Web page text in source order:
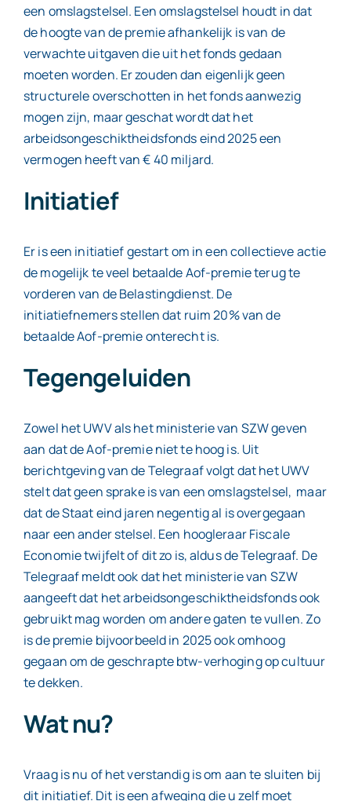
een omslagstelsel. Een omslagstelsel houdt in dat
de hoogte van de premie afhankelijk is van de
verwachte uitgaven die uit het fonds gedaan
moeten worden. Er zouden dan eigenlijk geen
structurele overschotten in het fonds aanwezig
mogen zijn, maar geschat wordt dat het
arbeidsongeschiktheidsfonds eind 2025 een
vermogen heeft van € 40 miljard.
Initiatief
Er is een initiatief gestart om in een collectieve actie
de mogelijk te veel betaalde Aof-premie terug te
vorderen van de Belastingdienst. De
initiatiefnemers stellen dat ruim 20% van de
betaalde Aof-premie onterecht is.
Tegengeluiden
Zowel het UWV als het ministerie van SZW geven
aan dat de Aof-premie niet te hoog is. Uit
berichtgeving van de Telegraaf volgt dat het UWV
stelt dat geen sprake is van een omslagstelsel, maar
dat de Staat eind jaren negentig al is overgegaan
naar een ander stelsel. Een hoogleraar Fiscale
Economie twijfelt of dit zo is, aldus de Telegraaf. De
Telegraaf meldt ook dat het ministerie van SZW
aangeeft dat het arbeidsongeschiktheidsfonds ook
gebruikt mag worden om andere gaten te vullen. Zo
is de premie bijvoorbeeld in 2025 ook omhoog
gegaan om de geschrapte btw-verhoging op cultuur
te dekken.
Wat nu?
Vraag is nu of het verstandig is om aan te sluiten bij
dit initiatief. Dit is een afweging die u zelf moet